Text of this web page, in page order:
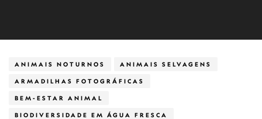
ANIMAIS NOTURNOS ANIMAIS SELVAGENS
ARMADILHAS FOTOGRÁFICAS
BEM-ESTAR ANIMAL
BIODIVERSIDADE EM ÁGUA FRESCA